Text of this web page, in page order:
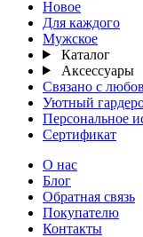
Новое
Для каждого
Мужское
Каталог
Аксессуары
Связано с
Уютный
Персональное
Сертификат
О нас
Блог
Обратная связь
Покупателю
Контакты